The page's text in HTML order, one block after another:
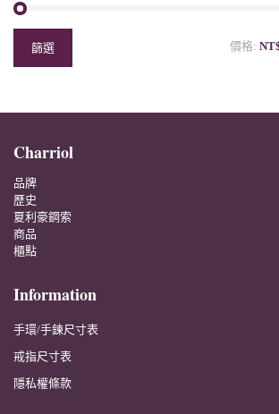
篩選 價格:
Charriol
品牌
歷史
夏利豪鋼索
商品
櫃點
Information
手環/手鍊尺寸表
戒指尺寸表
隱私權條款